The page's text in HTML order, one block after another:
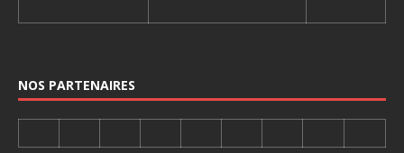
NOS PARTENAIRES